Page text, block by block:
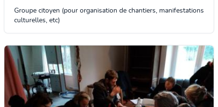
Groupe citoyen (pour organisation de chantiers, manifestations
culturelles, etc)